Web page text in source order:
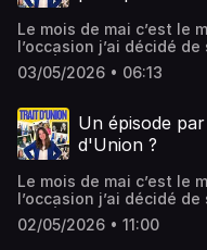
France décide-t-elle
institutions
derrière ce geste
Le mois de mai c’est le
l’occasion j’ai décidé
jour.Évidemment on ne
minutes, ce sera plus
mon point de vue !Pour
Audrey Vuetaz et vous
comprenez pas tout à
début d’épisode, je
d'Europod présenté par
!⁠https://
03/05/2026 • 06:13
Un épisode
d'Union ?
Le mois de mai c’est le
l’occasion j’ai décidé
jour.Évidemment on ne
minutes, ce sera plus
02/05/2026 • 11:00